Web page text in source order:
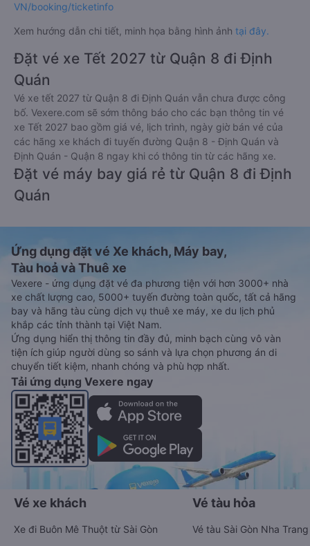
VN/booking/ticketinfo
Xem hướng dẫn chi tiết, minh họa bằng hình ảnh tại đây.
Đặt vé xe Tết 2027 từ Quận 8 đi Định
Quán
Vé xe tết 2027 từ Quận 8 đi Định Quán vẫn chưa được công
bố. Vexere.com sẽ sớm thông báo cho các bạn thông tin vé
xe Tết 2027 bao gồm giá vé, lịch trình, ngày giờ bán vé của
các hãng xe khách đi tuyến đường Quận 8 - Định Quán và
Định Quán - Quận 8 ngay khi có thông tin từ các hãng xe.
Đặt vé máy bay giá rẻ từ Quận 8 đi Định
Quán
Ứng dụng đặt vé Xe khách, Máy bay,
Tàu hoả và Thuê xe
Vexere - ứng dụng đặt vé đa phương tiện với hơn 3000+ nhà
xe chất lượng cao, 5000+ tuyến đường toàn quốc, tất cả hãng
bay và hãng tàu cùng dịch vụ thuê xe máy, xe du lịch phủ
khắp các tỉnh thành tại Việt Nam.
Ứng dụng hiển thị thông tin đầy đủ, minh bạch cùng vô vàn
tiện ích giúp người dùng so sánh và lựa chọn phương án di
chuyển tiết kiệm, nhanh chóng và phù hợp nhất.
Tải ứng dụng Vexere ngay
Vé xe khách
Xe đi Buôn Mê Thuột từ Sài Gòn
Vé tàu hỏa
Vé tàu Sài Gòn Nha Trang